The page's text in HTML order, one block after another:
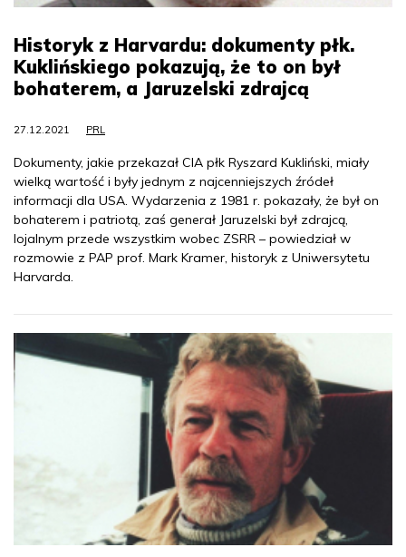
Historyk z Harvardu: dokumenty płk.
Kuklińskiego pokazują, że to on był
bohaterem, a Jaruzelski zdrajcą
27.12.2021 PRL
Dokumenty, jakie przekazał CIA płk Ryszard Kukliński, miały
wielką wartość i były jednym z najcenniejszych źródeł
informacji dla USA. Wydarzenia z 1981 r. pokazały, że był on
bohaterem i patriotą, zaś generał Jaruzelski był zdrajcą,
lojalnym przede wszystkim wobec ZSRR – powiedział w
rozmowie z PAP prof. Mark Kramer, historyk z Uniwersytetu
Harvarda.